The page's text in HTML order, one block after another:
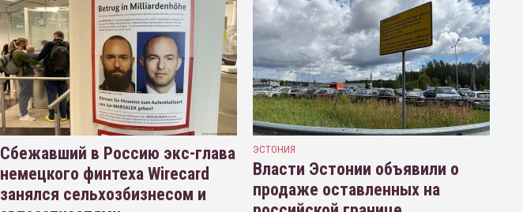
Сбежавший в Россию экс-глава
немецкого финтеха Wirecard
занялся сельхозбизнесом и
ЭСТОНИЯ
Власти Эстонии объявили о
продаже оставленных на